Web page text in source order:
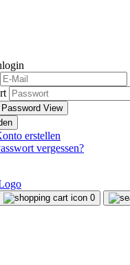
View
erstellen
vergessen?
0